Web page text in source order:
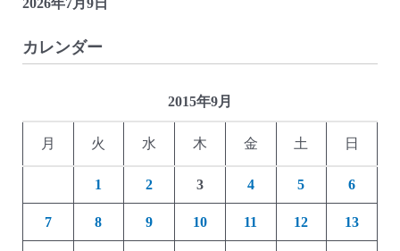
2026年7月9日
カレンダー
2015年9月
月 火 水 木 金 土 日
1 2 3 4 5 6
7 8 9 10 11 12 13